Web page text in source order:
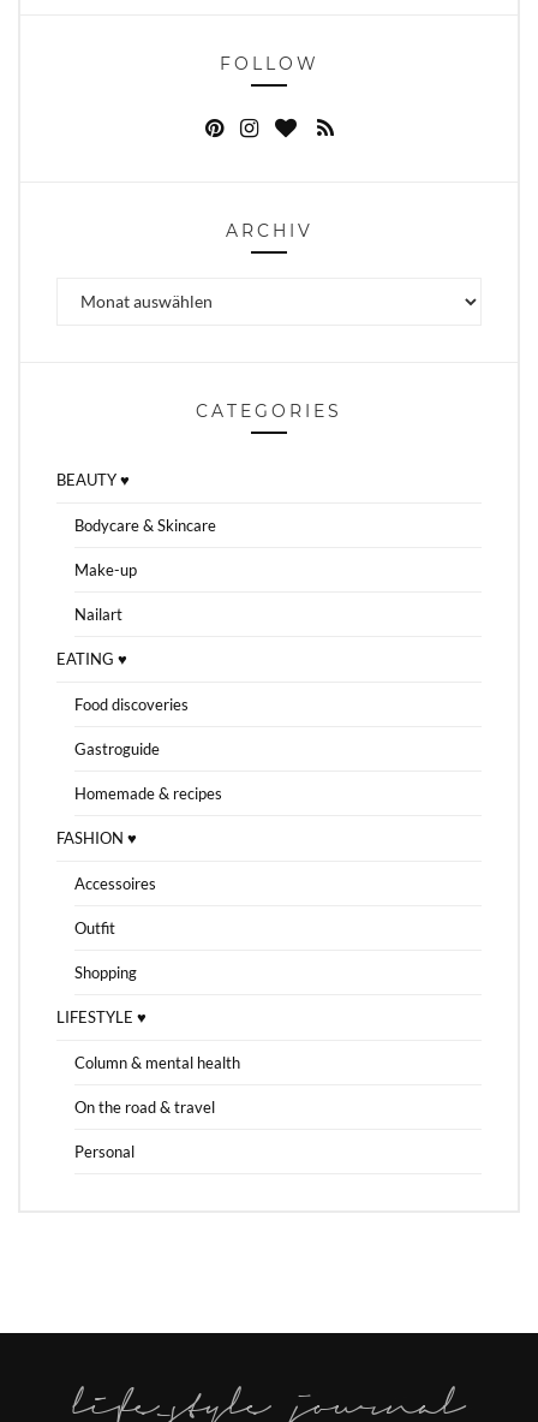
FOLLOW
ARCHIV
CATEGORIES
BEAUTY ♥
Bodycare & Skincare
Make-up
Nailart
EATING ♥
Food discoveries
Gastroguide
Homemade & recipes
FASHION ♥
Accessoires
Outfit
Shopping
LIFESTYLE ♥
Column & mental health
On the road & travel
Personal